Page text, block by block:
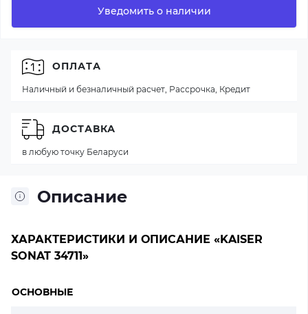
Уведомить о наличии
Описание
ХАРАКТЕРИСТИКИ И ОПИСАНИЕ «KAISER
SONAT 34711»
ОСНОВНЫЕ
ОПЛАТА
Наличный и безналичный расчет, Рассрочка, Кредит
ДОСТАВКА
в любую точку Беларуси